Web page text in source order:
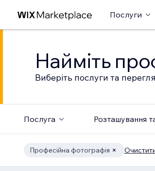
Послуги
Найміть
Виберіть послуги та
Послуга Розташування
Професійна фотографія